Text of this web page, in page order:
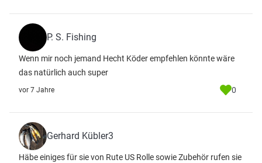
P. S. Fishing
Wenn mir noch jemand Hecht Köder empfehlen könnte wäre
das natürlich auch super
vor 7 Jahre 0
Gerhard Kübler3
Häbe einiges für sie von Rute US Rolle sowie Zubehör rufen sie